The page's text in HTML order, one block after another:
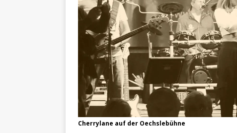
Cherrylane auf der Oechslebühne